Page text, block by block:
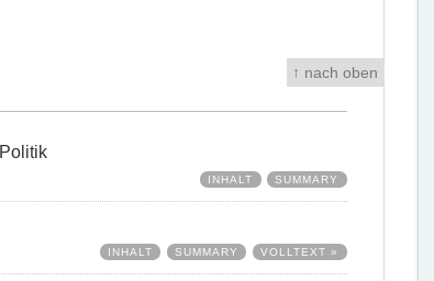
↑ nach oben
INHALT SUMMARY
INHALT SUMMARY VOLLTEXT »